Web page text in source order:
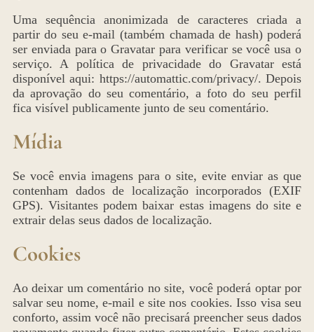
Uma sequência anonimizada de caracteres criada a
partir do seu e-mail (também chamada de hash) poderá
ser enviada para o Gravatar para verificar se você usa o
serviço. A política de privacidade do Gravatar está
disponível aqui: https://automattic.com/privacy/. Depois
da aprovação do seu comentário, a foto do seu perfil
fica visível publicamente junto de seu comentário.
Mídia
Se você envia imagens para o site, evite enviar as que
contenham dados de localização incorporados (EXIF
GPS). Visitantes podem baixar estas imagens do site e
extrair delas seus dados de localização.
Cookies
Ao deixar um comentário no site, você poderá optar por
salvar seu nome, e-mail e site nos cookies. Isso visa seu
conforto, assim você não precisará preencher seus dados